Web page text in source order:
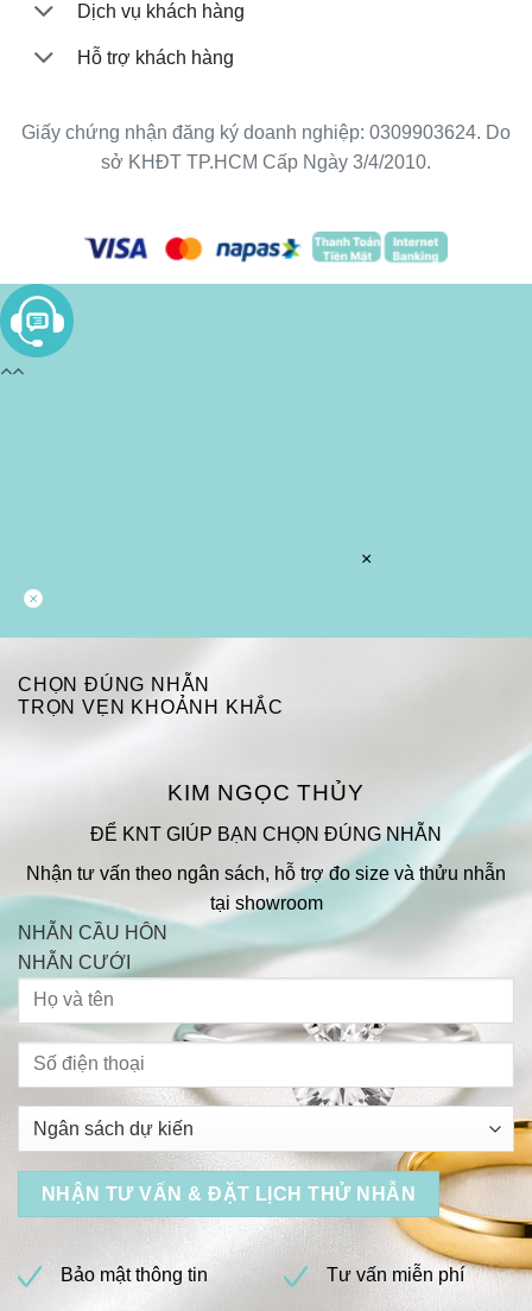
Dịch vụ khách hàng
Hỗ trợ khách hàng
Giấy chứng nhận đăng ký doanh nghiệp: 0309903624. Do
sở KHĐT TP.HCM Cấp Ngày 3/4/2010.
×
CHỌN ĐÚNG NHẪN
TRỌN VẸN KHOẢNH KHẮC
KIM NGỌC THỦY
ĐỂ KNT GIÚP BẠN CHỌN ĐÚNG NHẪN
Nhận tư vấn theo ngân sách, hỗ trợ đo size và thửu nhẫn
tại showroom
NHẪN CẦU HÔN
NHẪN CƯỚI
Bảo mật thông tin Tư vấn miễn phí